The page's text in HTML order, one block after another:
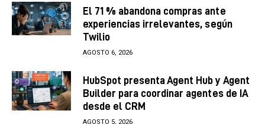
El 71 % abandona compras ante
experiencias irrelevantes, según
Twilio
AGOSTO 6, 2026
HubSpot presenta Agent Hub y Agent
Builder para coordinar agentes de IA
desde el CRM
AGOSTO 5, 2026